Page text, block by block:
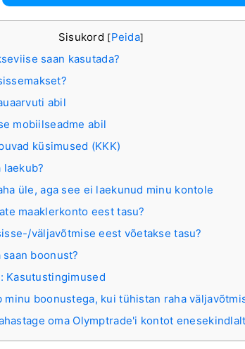
Sisukord [Peida]
saan kasutada?
abil
mobiilseadme abil
küsimused (KKK)
laekub?
üle, aga see ei laekunud minu kontole
maaklerkonto eest tasu?
väljavõtmise eest võetakse tasu?
saan boonust?
Kasutustingimused
minu boonustega, kui tühistan raha
oma Olymptrade'i kontot enesekindlalt